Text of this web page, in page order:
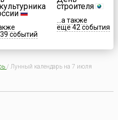
событий
строителя
...а также
еще 42 события
/ Лунный календарь на 7 июля